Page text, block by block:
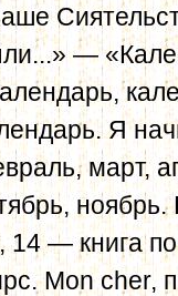
—
Я
март,
14 — книга
Mon cher,